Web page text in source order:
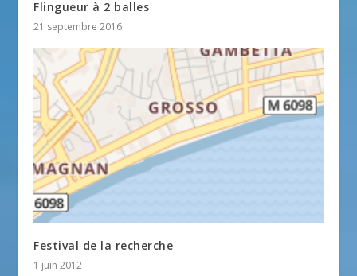
Flingueur à 2 balles
21 septembre 2016
Festival de la recherche
1 juin 2012